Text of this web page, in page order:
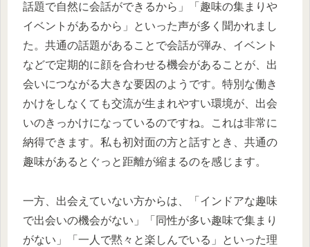
話題で自然に会話ができるから」「趣味の集まりや
イベントがあるから」といった声が多く聞かれまし
た。共通の話題があることで会話が弾み、イベント
などで定期的に顔を合わせる機会があることが、出
会いにつながる大きな要因のようです。特別な働き
かけをしなくても交流が生まれやすい環境が、出会
いのきっかけになっているのですね。これは非常に
納得できます。私も初対面の方と話すとき、共通の
趣味があるとぐっと距離が縮まるのを感じます。
一方、出会えていない方からは、「インドアな趣味
で出会いの機会がない」「同性が多い趣味で集まり
がない」「一人で黙々と楽しんでいる」といった理